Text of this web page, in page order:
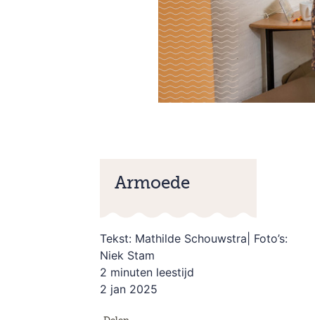
Armoede
Tekst: Mathilde Schouwstra| Foto’s:
Niek Stam
2 minuten leestijd
2 jan 2025